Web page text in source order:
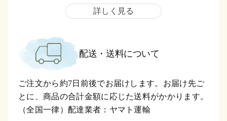
詳しく見る
配送・送料について
ご注文から約7日前後でお届けします。お届け先ご
とに、商品の合計金額に応じた送料がかかります。
（全国一律）配達業者：ヤマト運輸